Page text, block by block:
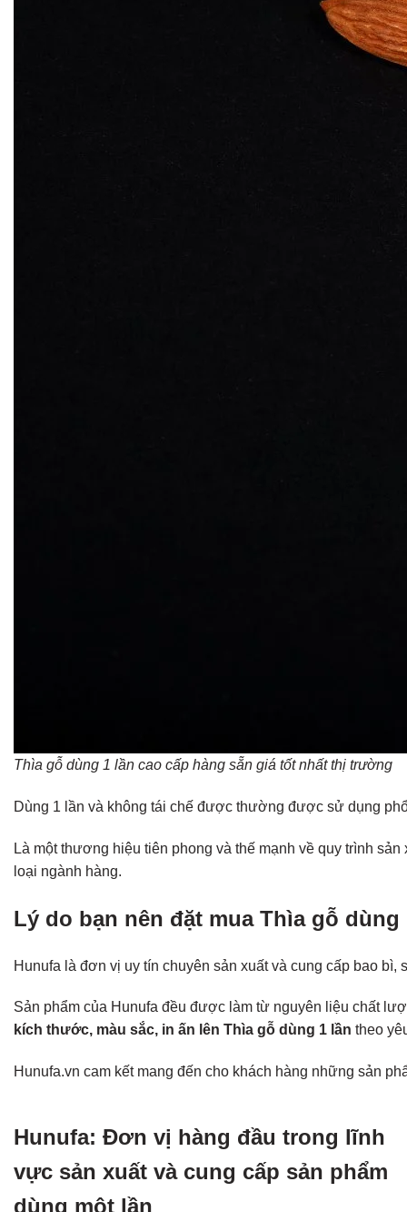
Thìa gỗ dùng 1 lần cao cấp hàng sẵn giá tốt nhất thị trường
Dùng 1 lần và không tái chế được thường được sử dụng
Là một thương hiệu tiên phong và thế mạnh về quy trình
loại ngành hàng.
Lý do bạn nên đặt mua Thìa gỗ
Hunufa là đơn vị uy tín chuyên sản xuất và cung cấp bao
Sản phẩm của Hunufa đều được làm từ nguyên liệu chất
kích thước, màu sắc, in ấn lên Thìa gỗ dùng 1 lần theo
Hunufa.vn cam kết mang đến cho khách hàng những sản
Hunufa: Đơn vị hàng đầu trong lĩnh
vực sản xuất và cung cấp sản phẩm
dùng một lần